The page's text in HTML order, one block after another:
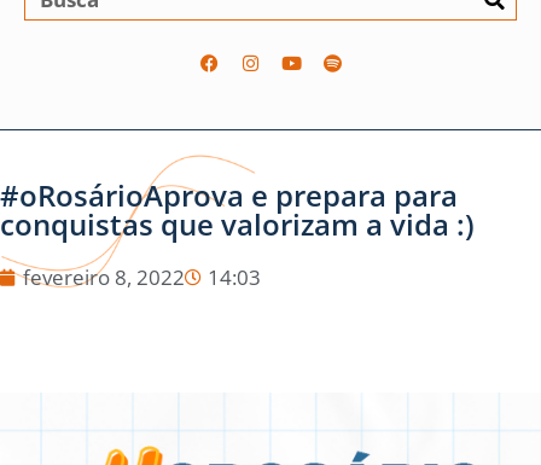
#oRosárioAprova e prepara para
conquistas que valorizam a vida :)
fevereiro 8, 2022 14:03